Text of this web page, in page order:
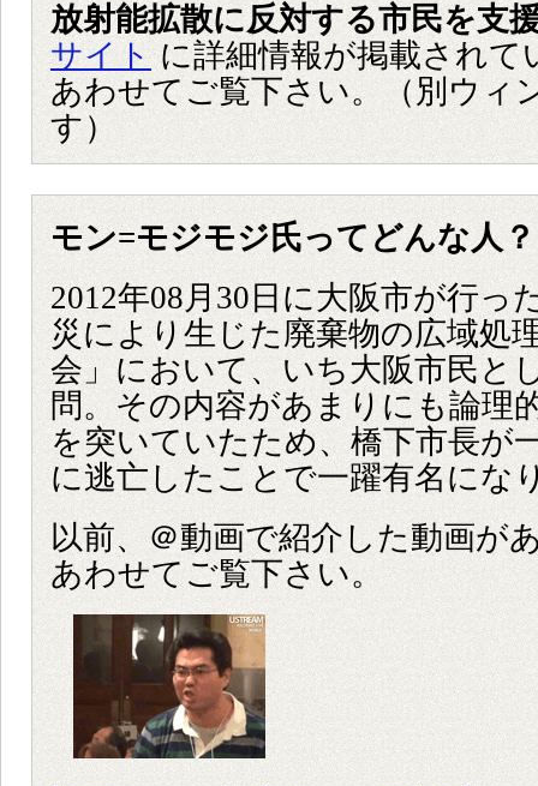
放射能拡散に反対する市民を支
サイト に詳細情報が掲載されて
あわせてご覧下さい。（別ウィ
す）
モン=モジモジ氏ってどんな人？
2012年08月30日に大阪市が行っ
災により生じた廃棄物の広域処
会」において、いち大阪市民と
問。その内容があまりにも論理
を突いていたため、橋下市長が
に逃亡したことで一躍有名にな
以前、＠動画で紹介した動画が
あわせてご覧下さい。